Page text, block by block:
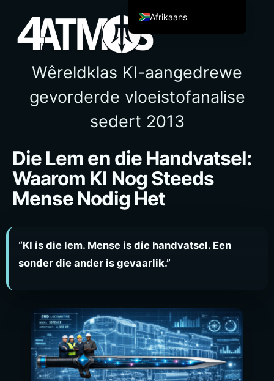
Wêreldklas KI-aangedrewe
gevorderde vloeistofanalise
sedert 2013
Die Lem en die Handvatsel:
Waarom KI Nog Steeds
Mense Nodig Het
“KI is die lem. Mense is die handvatsel. Een
sonder die ander is gevaarlik.”
Afrikaans
English
Français
Italiano
Deutsch
简体中文
繁體中文
हिन्दी
Ελληνικά
Sicilian
日本語
Español